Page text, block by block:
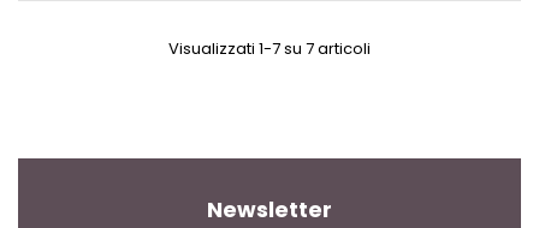
Visualizzati 1-7 su 7 articoli
Newsletter